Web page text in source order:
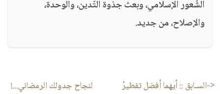
الشّعور الإسلامي، وبعث جذوة التّدين، والوحدة،
والإصلاح، من جديد.
<-السـابق ::أيهما أفضل تفطيرُ
لنجاح جدولك الرمضاني...!